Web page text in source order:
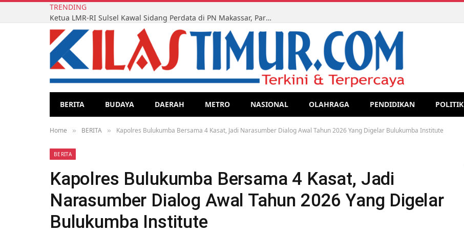
TRENDING
Ketua LMR-RI Sulsel Kawal Sidang Perdata di PN Makassar, Para Ahli Waris Tegaskan Perjuangan Hak Lewat Jalur Legal
BERITA BUDAYA DAERAH METRO NASIONAL OLAHRAGA PENDIDIKAN POLITIK
Home » BERITA » Kapolres Bulukumba Bersama 4 Kasat, Jadi Narasumber Dialog Awal Tahun 2026 Yang Digelar Bulukumba Institute
BERITA
Kapolres Bulukumba Bersama 4 Kasat, Jadi
Narasumber Dialog Awal Tahun 2026 Yang Digelar
Bulukumba Institute